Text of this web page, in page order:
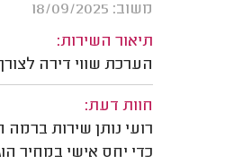
משוב: 18/09/2025
תיאור השירות:
הערכת שווי דירה
חוות דעת:
רועי נותן שירות
כדי יחס אישי במחיר